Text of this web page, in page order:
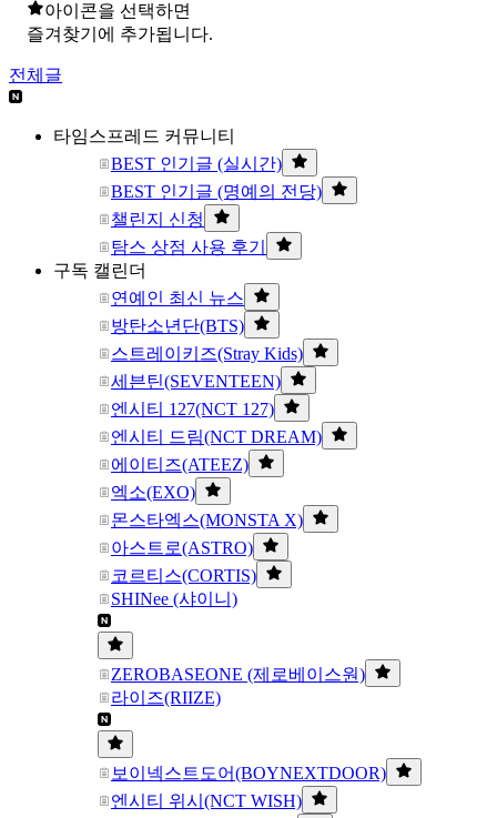
아이콘을 선택하면
즐겨찾기에 추가됩니다.
전체글
타임스프레드 커뮤니티
BEST 인기글 (실시간)
BEST 인기글 (명예의 전당)
챌린지 신청
탐스 상점 사용 후기
구독 캘린더
연예인 최신 뉴스
방탄소년단(BTS)
스트레이키즈(Stray Kids)
세븐틴(SEVENTEEN)
엔시티 127(NCT 127)
엔시티 드림(NCT DREAM)
에이티즈(ATEEZ)
엑소(EXO)
몬스타엑스(MONSTA X)
아스트로(ASTRO)
코르티스(CORTIS)
SHINee (샤이니)
ZEROBASEONE (제로베이스원)
라이즈(RIIZE)
보이넥스트도어(BOYNEXTDOOR)
엔시티 위시(NCT WISH)